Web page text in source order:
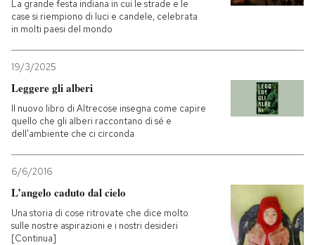
SHOP
CALENDARIO
AREA PERSONALE
Entra
La grande festa indiana in cui le strade e le
case si riempiono di luci e candele, celebrata
in molti paesi del mondo
19/3/2025
Leggere gli alberi
Il nuovo libro di Altrecose insegna come capire
quello che gli alberi raccontano di sé e
dell’ambiente che ci circonda
6/6/2016
L’angelo caduto dal cielo
Una storia di cose ritrovate che dice molto
sulle nostre aspirazioni e i nostri desideri
[Continua]